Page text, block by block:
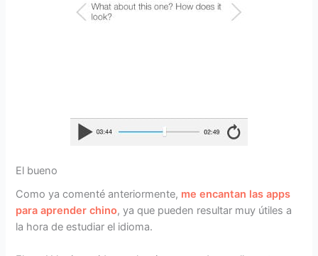
El bueno
Como ya comenté anteriormente, me encantan las apps
para aprender chino, ya que pueden resultar muy útiles a
la hora de estudiar el idioma.